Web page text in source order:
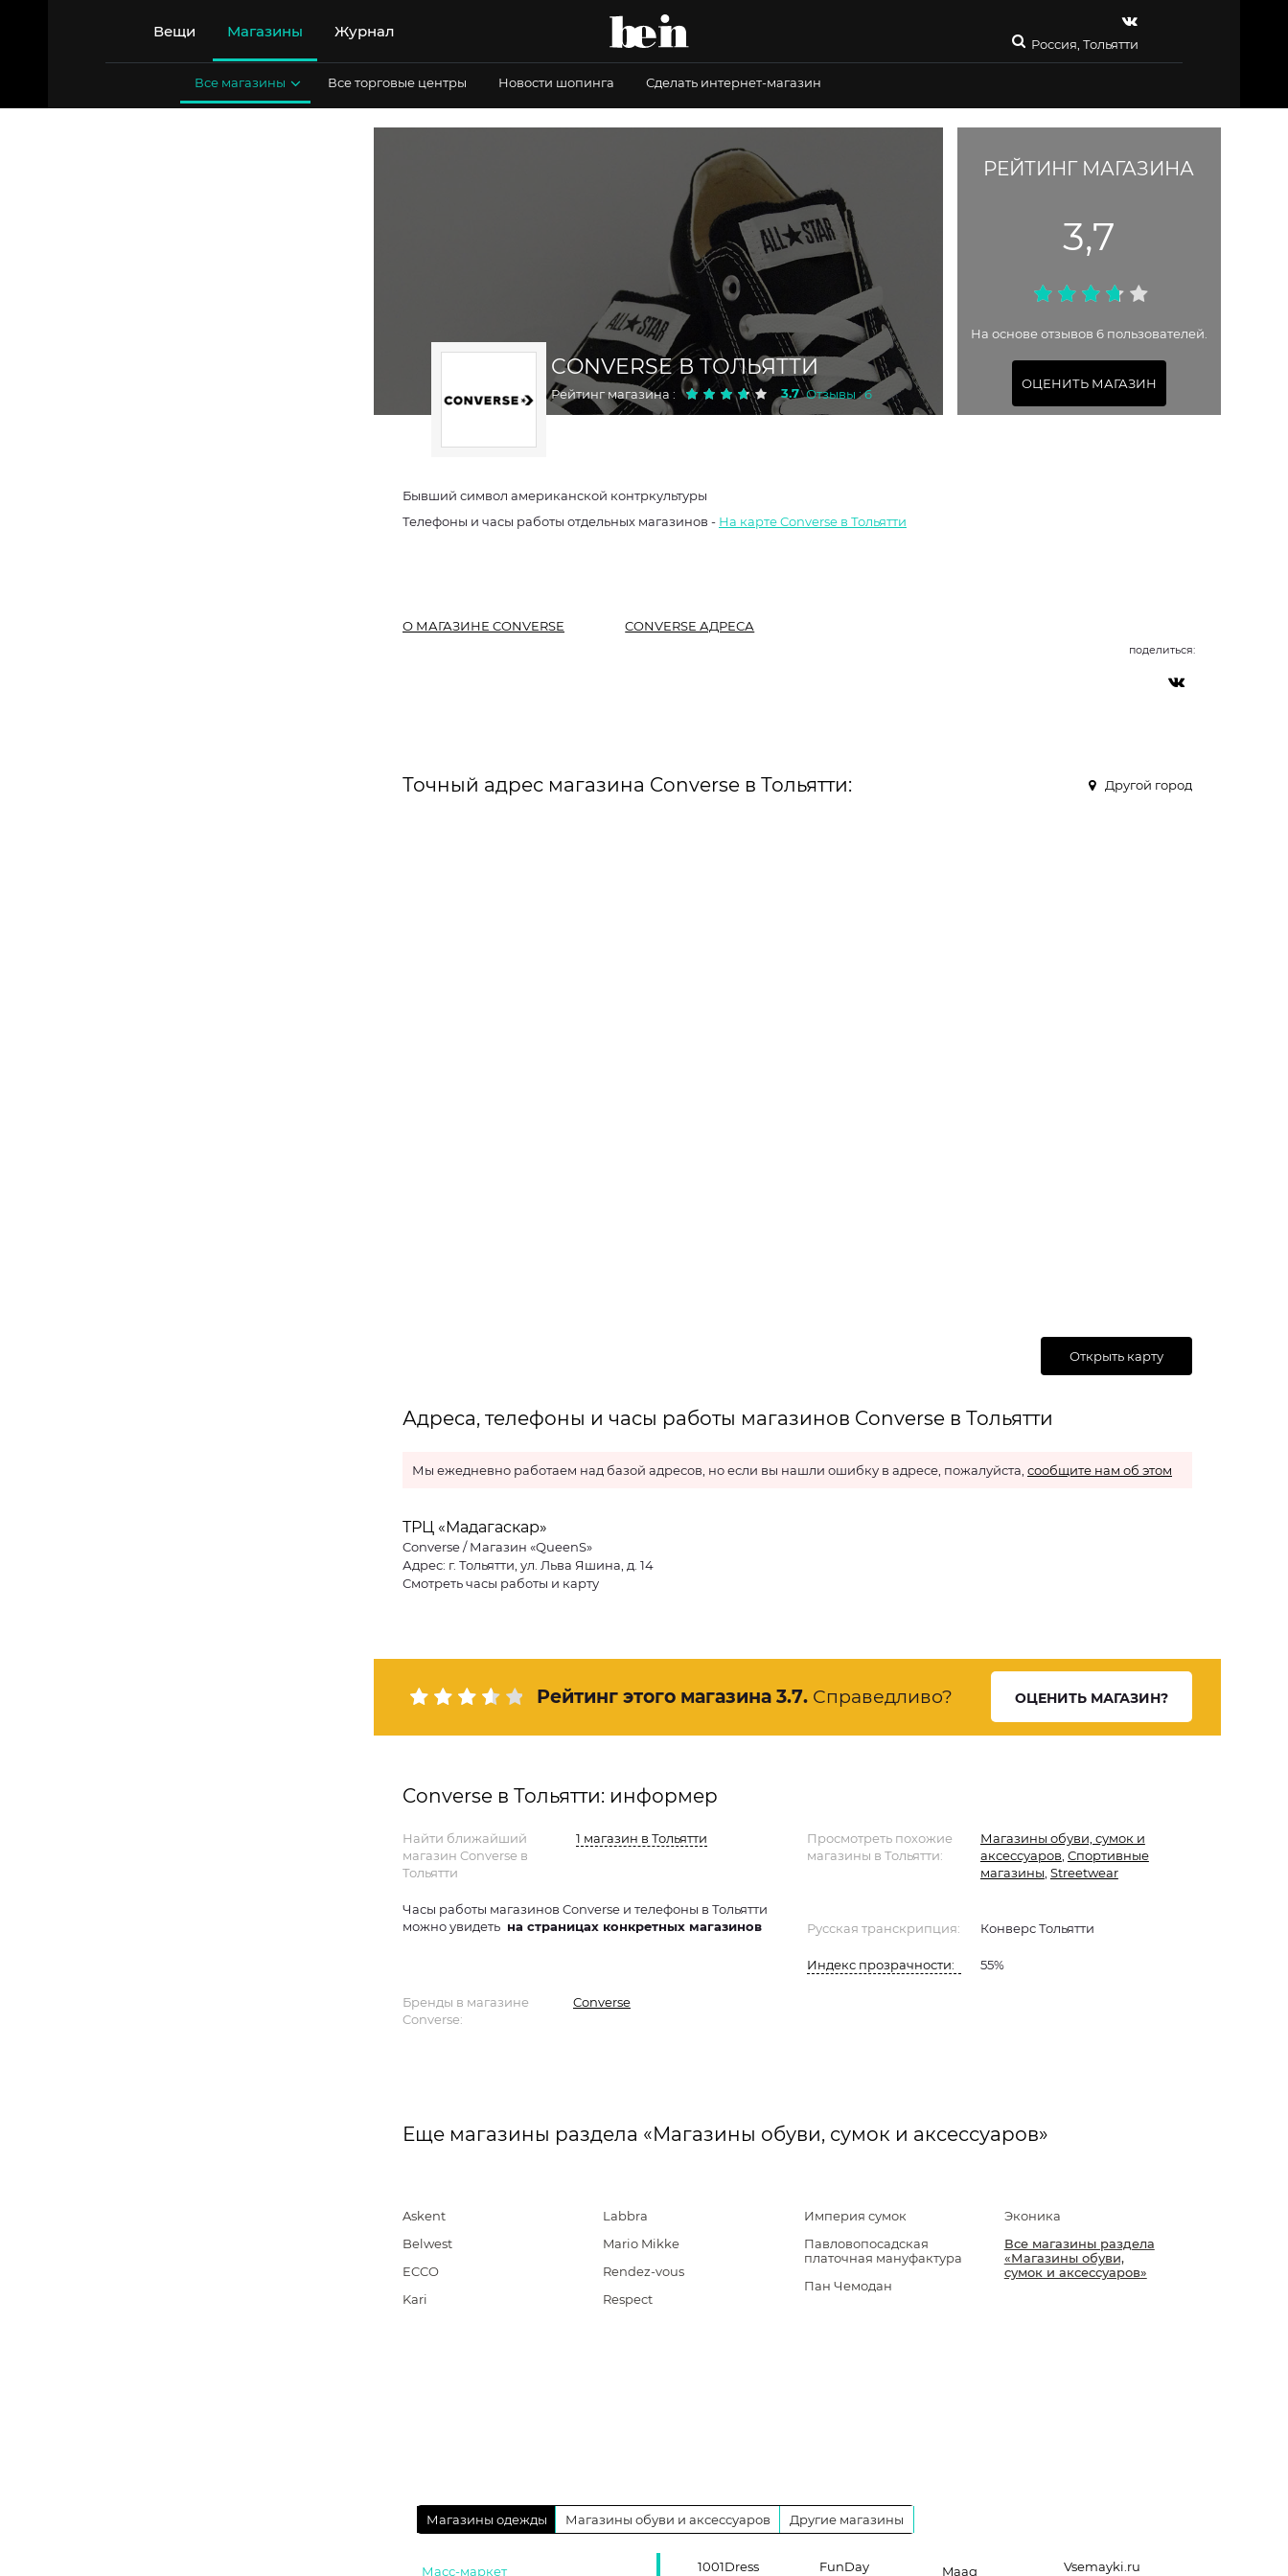
Вещи Магазины Журнал
Россия, Тольятти
Все магазины Все торговые центры Новости шопинга Сделать интернет-магазин
CONVERSE В ТОЛЬЯТТИ
Рейтинг магазина : 3.7 Отзывы : 6
РЕЙТИНГ МАГАЗИНА
3,7
На основе отзывов 6 пользователей.
ОЦЕНИТЬ МАГАЗИН
Бывший символ американской контркультуры
Телефоны и часы работы отдельных магазинов - На карте Converse в Тольятти
О МАГАЗИНЕ CONVERSE CONVERSE АДРЕСА
поделиться:
Точный адрес магазина Converse в Тольятти: Другой город
Открыть карту
Адреса, телефоны и часы работы магазинов Converse в Тольятти
Мы ежедневно работаем над базой адресов, но если вы нашли ошибку в адресе, пожалуйста, сообщите нам об этом
ТРЦ «Мадагаскар»
Converse / Магазин «QueenS»
Адрес: г. Тольятти, ул. Льва Яшина, д. 14
Смотреть часы работы и карту
Рейтинг этого магазина 3.7. Справедливо? ОЦЕНИТЬ МАГАЗИН?
Converse в Тольятти: информер
Найти ближайший
магазин Converse в
Тольятти
1 магазин в Тольятти
Часы работы магазинов Converse и телефоны в Тольятти
можно увидеть на страницах конкретных магазинов
Просмотреть похожие
магазины в Тольятти:
Магазины обуви, сумок и
аксессуаров Спортивные
магазины Streetwear
Русская транскрипция: Конверс Тольятти
Индекс прозрачности: 55%
Бренды в магазине
Converse:
Converse
Еще магазины раздела «Магазины обуви, сумок и аксессуаров»
Askent
Belwest
ECCO
Kari
Labbra
Mario Mikke
Rendez-vous
Respect
Империя сумок
Павловопосадская
платочная мануфактура
Пан Чемодан
Эконика
Все магазины раздела
«Магазины обуви,
сумок и аксессуаров»
Магазины одежды Магазины обуви и аксессуаров Другие магазины
Масс-маркет
1001Dress
FunDay
Maag
Vsemayki.ru